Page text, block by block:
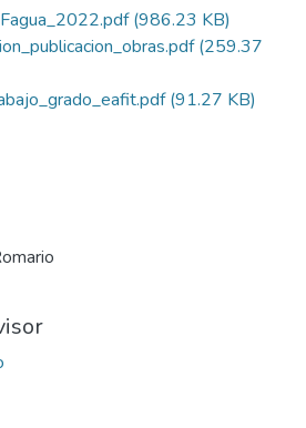
(986.23 KB)
(259.37
(91.27 KB)